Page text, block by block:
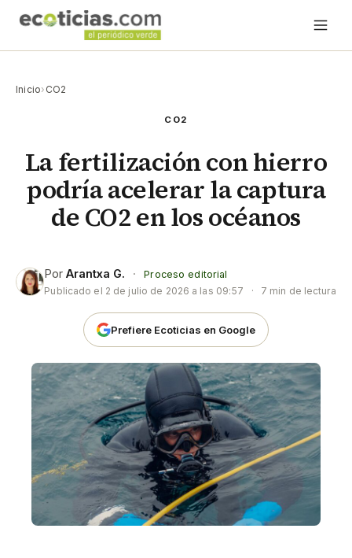
Inicio› CO2
CO2
La fertilización con hierro
podría acelerar la captura
de CO2 en los océanos
PorArantxa G. ·
Proceso editorial
Publicado el 2 de julio de 2026 a las 09:57 · 7 min de lectura
Prefiere Ecoticias en Google